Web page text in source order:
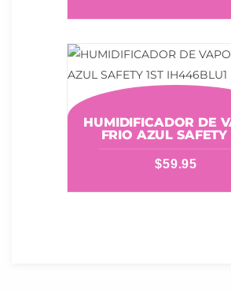
HUMIDIFICADOR DE
FRIO AZUL SAFETY
IH446BLU1
$59.95